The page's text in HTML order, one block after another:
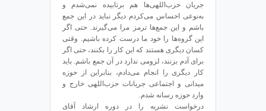
جریان حزب‌اللهی‌ها هم برتابیده نمی‌شدم و
به‌نوعی احساس می‌کردم دیگر نباید در این جمع
باشم و این جمع‌ها ترمز مرا می‌گیرند. حتی اگر
این گروه‌ها را خود ما درست کرده باشیم. وقتی
کسان دیگری هستند که این کار را بکنند، حتی اگر
برای آدم بزنند، لزومی ندارد در آن جمع باشم. باید
کار دیگری را انجام می‌دادم، بنابراین از حوزه‌
میدانی و اجتماعی جریانات حزب‌اللهی خارج و
وارد حوزه‌ رسانه شدم.
درخواست نشریه را در دوره‌ ارشاد آقای